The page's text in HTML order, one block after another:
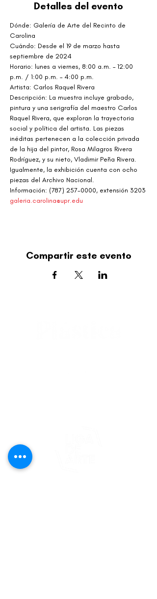
Detalles del evento
Dónde: Galería de Arte del Recinto de
Carolina
Cuándo: Desde el 19 de marzo hasta
septiembre de 2024
Horario: lunes a viernes, 8:00 a.m. – 12:00
p.m. / 1:00 p.m. – 4:00 p.m.
Artista: Carlos Raquel Rivera
Descripción: La muestra incluye grabado,
pintura y una serigrafía del maestro Carlos
Raquel Rivera, que exploran la trayectoria
social y política del artista. Las piezas
inéditas pertenecen a la colección privada
de la hija del pintor, Rosa Milagros Rivera
Rodríguez, y su nieto, Vladimir Peña Rivera.
Igualmente, la exhibición cuenta con ocho
piezas del Archivo Nacional.
Información: (787) 257-0000, extensión 3203
galeria.carolina@upr.edu
Compartir este evento